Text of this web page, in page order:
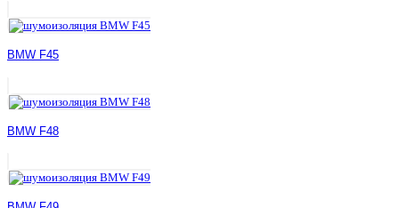
BMW F45
BMW F48